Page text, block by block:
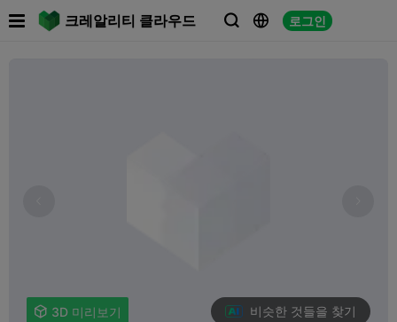
크레알리티 클라우드   로그인
 3D 미리보기 비슷한 것들을 찾기